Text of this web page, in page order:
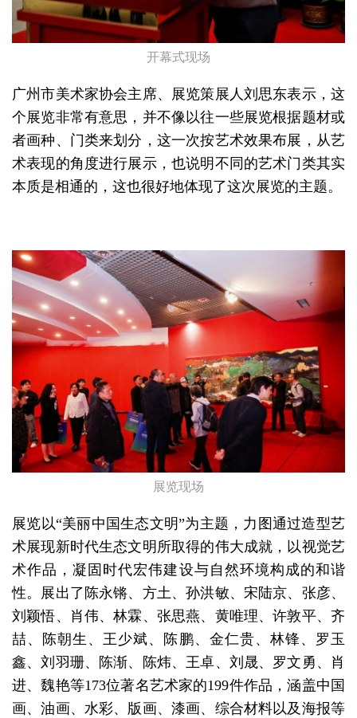
开幕式现场
广州市美术家协会主席、展览策展人刘思东表示，这
个展览非常有意思，并不像以往一些展览根据题材或
者画种、门类来划分，这一次按艺术效果布展，从艺
术表现的角度进行展示，也说明不同的艺术门类其实
本质是相通的，这也很好地体现了这次展览的主题。
展览现场
展览以“美丽中国生态文明”为主题，力图通过造型艺
术展现新时代生态文明所取得的伟大成就，以视觉艺
术作品，凝固时代宏伟建设与自然环境构成的和谐
性。展出了陈永锵、方土、孙洪敏、宋陆京、张彦、
刘颖悟、肖伟、林霖、张思燕、黄唯理、许敦平、齐
喆、陈朝生、王少斌、陈鹏、金仁贵、林锋、罗玉
鑫、刘羽珊、陈渐、陈炜、王卓、刘晟、罗文勇、肖
进、魏艳等173位著名艺术家的199件作品，涵盖中国
画、油画、水彩、版画、漆画、综合材料以及海报等